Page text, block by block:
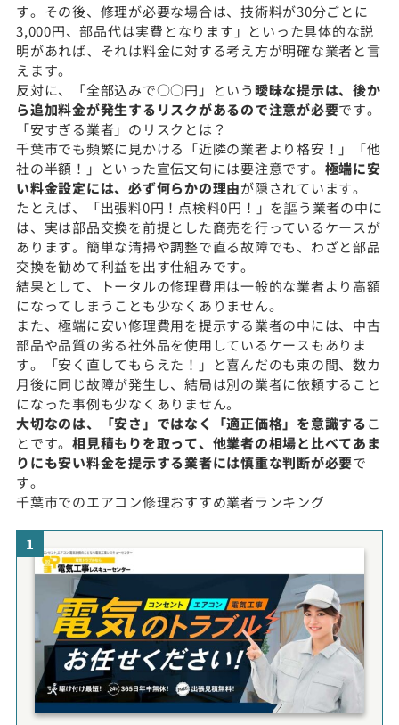
す。その後、修理が必要な場合は、技術料が30分ごとに
3,000円、部品代は実費となります」といった具体的な説
明があれば、それは料金に対する考え方が明確な業者と言
えます。
反対に、「全部込みで○○円」という 曖昧な提示は、後か
ら追加料金が発生するリスクがあるので注意が必要です。
「安すぎる業者」のリスクとは？
千葉市でも頻繁に見かける「近隣の業者より格安！」「他
社の半額！」といった宣伝文句には要注意です。 極端に安
い料金設定には、必ず何らかの理由が隠されています。
たとえば、「出張料0円！点検料0円！」を謳う業者の中に
は、実は部品交換を前提とした商売を行っているケースが
あります。簡単な清掃や調整で直る故障でも、わざと部品
交換を勧めて利益を出す仕組みです。
結果として、トータルの修理費用は一般的な業者より高額
になってしまうことも少なくありません。
また、極端に安い修理費用を提示する業者の中には、中古
部品や品質の劣る社外品を使用しているケースもありま
す。「安く直してもらえた！」と喜んだのも束の間、数カ
月後に同じ故障が発生し、結局は別の業者に依頼すること
になった事例も少なくありません。
大切なのは、「安さ」ではなく「適正価格」を意識するこ
とです。 相見積もりを取って、他業者の相場と比べてあま
りにも安い料金を提示する業者には慎重な判断が必要で
す。
千葉市でのエアコン修理おすすめ業者ランキング
1